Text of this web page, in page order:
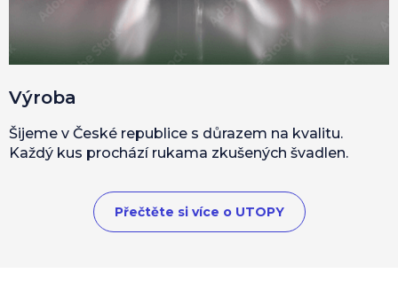
Výroba
Šijeme v České republice s důrazem na kvalitu.
Každý kus prochází rukama zkušených švadlen.
Přečtěte si více o UTOPY